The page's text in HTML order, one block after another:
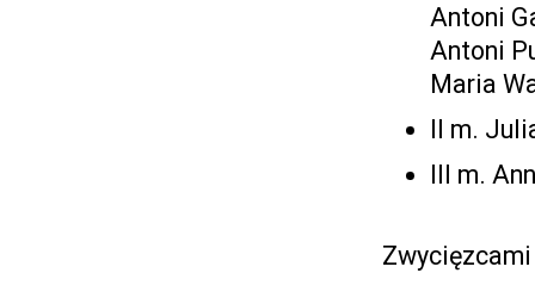
Antoni
Antoni
Maria
II m.
III m.